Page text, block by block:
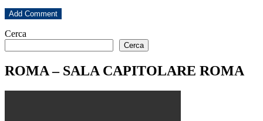
Cerca
Cerca
ROMA – SALA CAPITOLARE ROMA